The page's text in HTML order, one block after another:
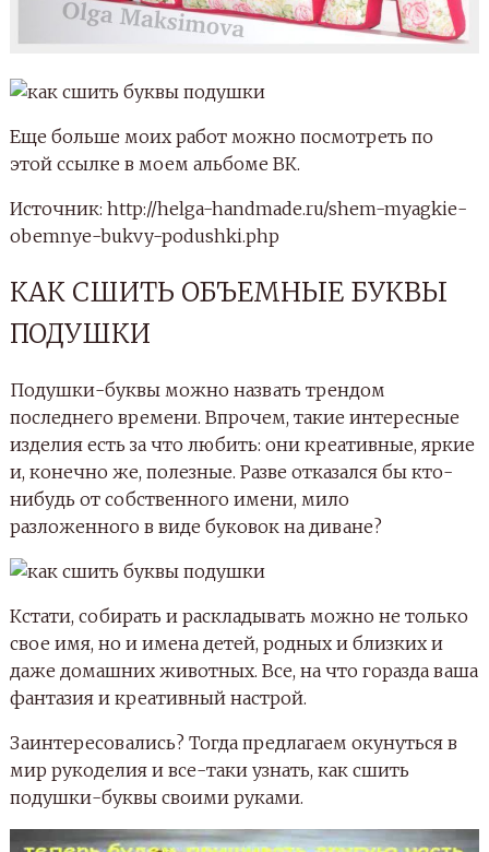
мир рукоделия и все-таки узнать, как сшить
подушки-буквы своими руками.
ГОТОВИМ МАТЕРИАЛЫ
Для того, чтобы создать такую красоту, вам
понадобятся вполне себе обычные и стандартные
материалы:
непосредственно ткань, из которой будут
сделаны подушки;
нитки;
наполнитель;
ножницы;
булавки;
бумага для выкройки;
мел, мыло или простой карандаш (для
создания выкройки);
линейка или сантиметровая лента;
швейная машинка.
Подушки-буквы обязательно должны